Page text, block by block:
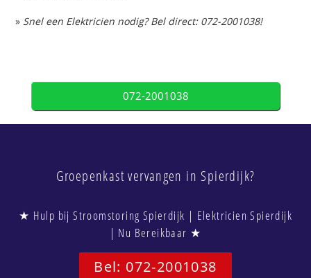
» Snel een Elektricien nodig? Bel direct: 072-2001038!
072-2001038
Groepenkast vervangen in Spierdijk?
★ Hulp bij Stroomstoring Spierdijk | Elektricien Spierdijk
| Nu Bereikbaar ★
Bel: 072-2001038